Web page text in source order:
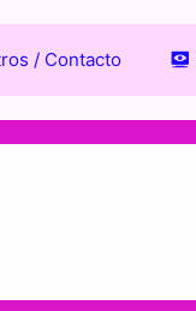
/ Contacto